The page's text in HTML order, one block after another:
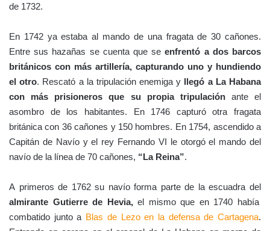
de 1732.
En 1742 ya estaba al mando de una fragata de 30 cañones.
Entre sus hazañas se cuenta que se enfrentó a dos barcos
británicos con más artillería, capturando uno y hundiendo
el otro. Rescató a la tripulación enemiga y llegó a La Habana
con más prisioneros que su propia tripulaciónante el
asombro de los habitantes. En 1746 capturó otra fragata
británica con 36 cañones y 150 hombres. En 1754, ascendido a
Capitán de Navío y el rey Fernando VI le otorgó el mando del
navío de la línea de 70 cañones, “La Reina”.
A primeros de 1762 su navío forma parte de la escuadra del
almirante Gutierre de Hevia, el mismo que en 1740 había
combatido junto a Blas de Lezo en la defensa de Cartagena.